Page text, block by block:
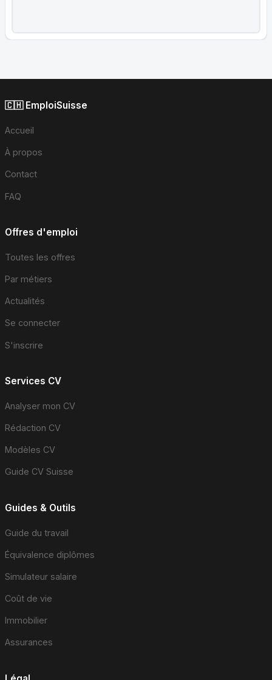
🇨🇭 EmploiSuisse
Accueil
À propos
Contact
FAQ
Offres d'emploi
Toutes les offres
Par métiers
Actualités
Se connecter
S'inscrire
Services CV
Analyser mon CV
Rédaction CV
Modèles CV
Guide CV Suisse
Guides & Outils
Guide du travail
Équivalence diplômes
Simulateur salaire
Coût de vie
Immobilier
Assurances